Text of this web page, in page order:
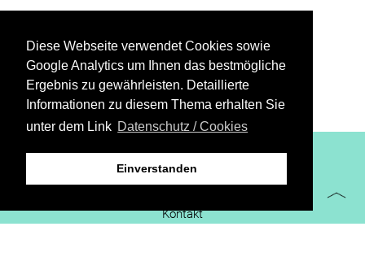
Diese Webseite verwendet Cookies sowie
Google Analytics um Ihnen das bestmögliche
Ergebnis zu gewährleisten. Detaillierte
Informationen zu diesem Thema erhalten Sie
unter dem Link Datenschutz / Cookies
Einverstanden
XiBIT Infoguide 2021
Kontakt